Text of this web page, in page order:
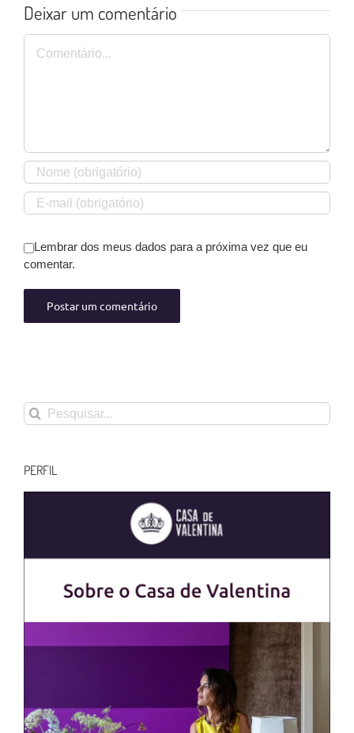
Deixar um comentário
Comentário
Lembrar dos meus dados para a próxima vez que eu
comentar.
Buscar
resultados
PERFIL